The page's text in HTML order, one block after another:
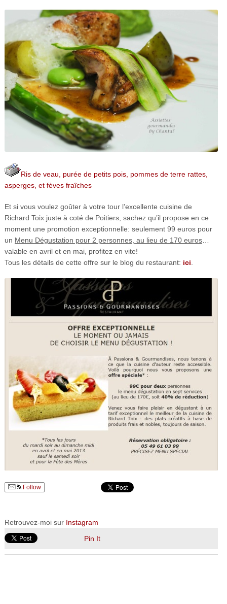
Ris de veau, purée de petits pois, pommes de terre rattes,
asperges, et fèves fraîches
Et si vous voulez goûter à votre tour l’excellente cuisine de
Richard Toix juste à coté de Poitiers, sachez qu’il propose en ce
moment une promotion exceptionnelle: seulement 99 euros pour
un Menu Dégustation pour 2 personnes, au lieu de 170 euros…
valable en avril et en mai, profitez en vite!
Tous les détails de cette offre sur le blog du restaurant: ici
Follow
Retrouvez-moi sur Instagram
Pin It